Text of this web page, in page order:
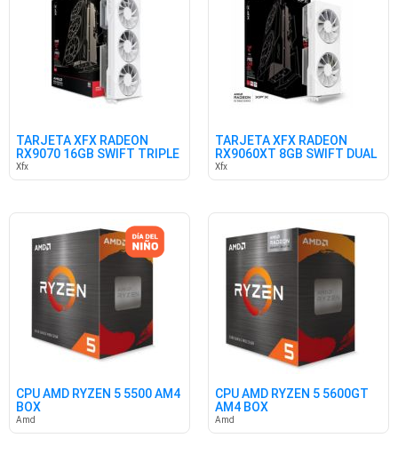
TARJETA XFX RADEON
RX9070 16GB SWIFT TRIPLE
W D6
Xfx
TARJETA XFX RADEON
RX9060XT 8GB SWIFT DUAL
W GDDR6
Xfx
CPU AMD RYZEN 5 5500 AM4
BOX
Amd
CPU AMD RYZEN 5 5600GT
AM4 BOX
Amd